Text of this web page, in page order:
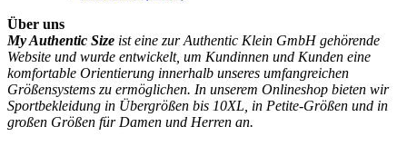
Über uns
My Authentic Size ist eine zur Authentic Klein GmbH gehörende
Website und wurde entwickelt, um Kundinnen und Kunden eine
komfortable Orientierung innerhalb unseres umfangreichen
Größensystems zu ermöglichen. In unserem Onlineshop bieten wir
Sportbekleidung in Übergrößen bis 10XL, in Petite-Größen und in
großen Größen für Damen und Herren an.